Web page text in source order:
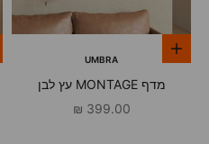
הוספה לסל UMBRA
מדף MONTAGE עץ לבן
מחיר מבצע
399.00 ₪